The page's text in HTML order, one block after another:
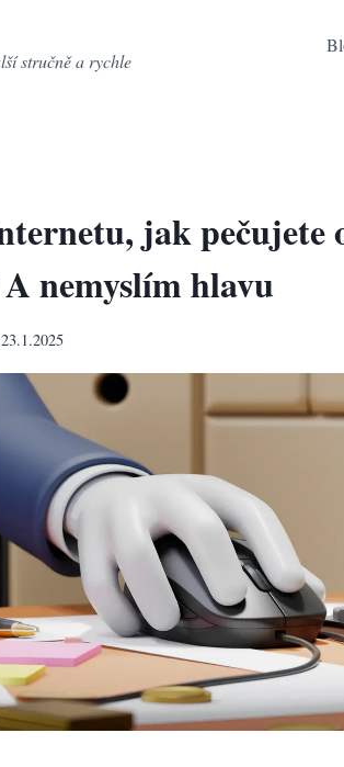
stručně a rychle
jak pečujete
nemyslím hlavu
23.1.2025